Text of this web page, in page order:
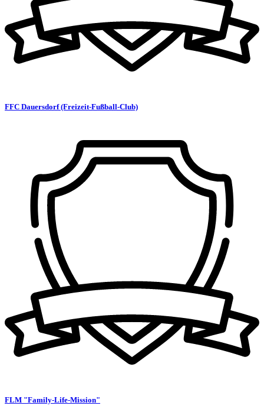
FFC Dauersdorf (Freizeit-Fußball-Club)
FLM "Family-Life-Mission"